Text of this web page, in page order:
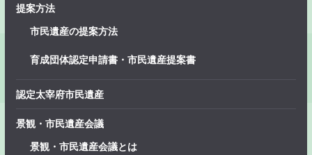
提案方法
市民遺産の提案方法
育成団体認定申請書・市民遺産提案書
認定太宰府市民遺産
景観・市民遺産会議
景観・市民遺産会議とは